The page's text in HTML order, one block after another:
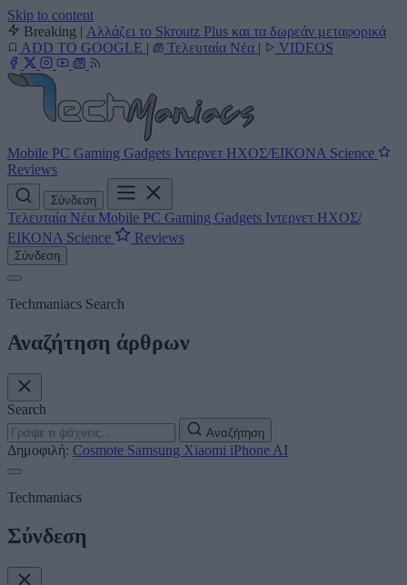
Skip to content
Breaking | Αλλάζει το Skroutz Plus και τα δωρεάν μεταφορικά
ADD TO GOOGLE | Τελευταία Νέα | VIDEOS
Mobile PC Gaming Gadgets Ιντερνετ ΗΧΟΣ/ΕΙΚΟΝΑ Science
Reviews
Σύνδεση
Τελευταία Νέα Mobile PC Gaming Gadgets Ιντερνετ ΗΧΟΣ/
ΕΙΚΟΝΑ Science Reviews
Σύνδεση
Techmaniacs Search
Αναζήτηση άρθρων
Search
Αναζήτηση
Δημοφιλή: Cosmote Samsung Xiaomi iPhone AI
Techmaniacs
Σύνδεση